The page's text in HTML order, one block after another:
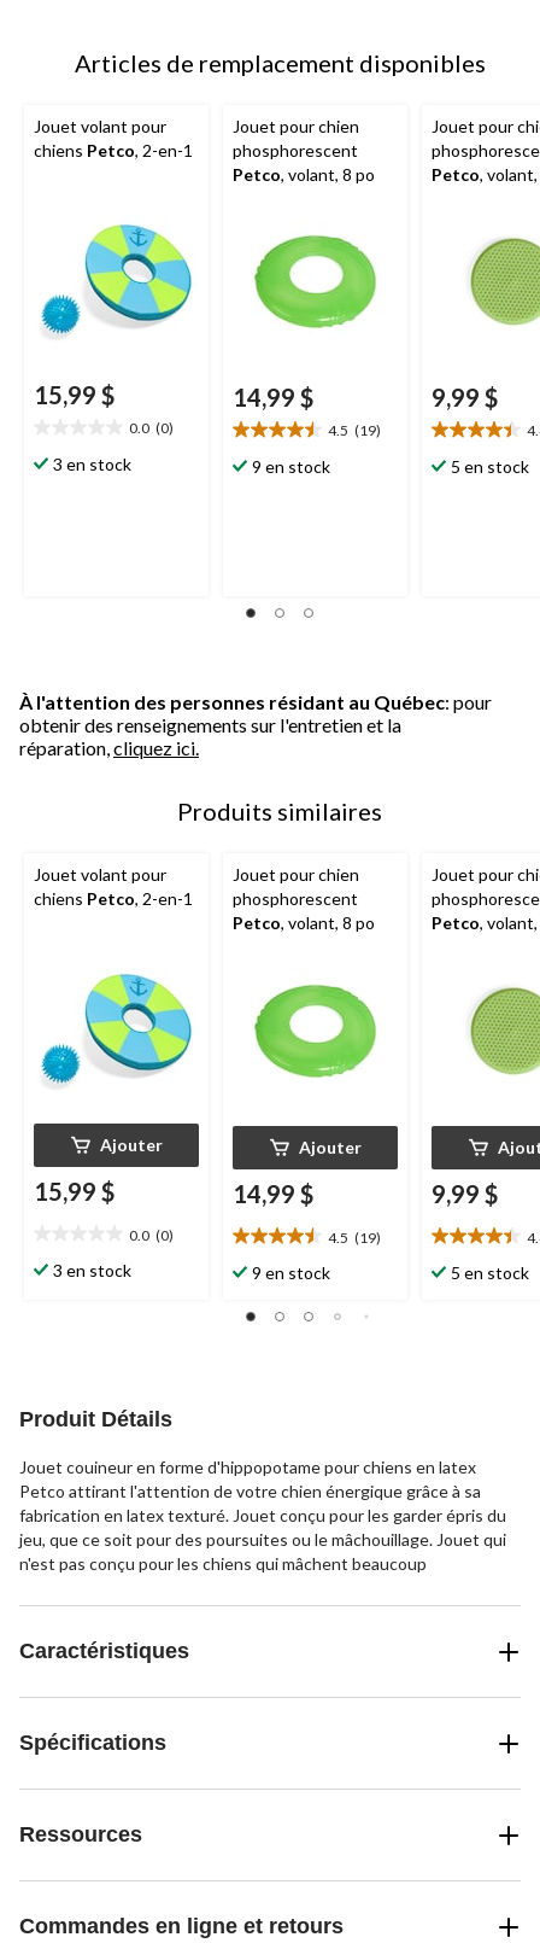
Articles de remplacement disponibles
Jouet volant pour
chiens Petco, 2-en-1
15,99 $
0.0 (0)
étoile(s)
3 en stock
Jouet pour chien
phosphorescent
Petco, volant, 8 po
14,99 $
4.5 (19)
4.5
étoile(s)
9 en stock
Jouet pour
Petco,
9,99 $
4.4
étoile(s)
5 en stock
À l'attention des personnes résidant au Québec: pour
obtenir des renseignements sur l'entretien et la
réparation,cliquez ici.
Produits similaires
Jouet volant pour
chiens Petco, 2-en-1
Ajouter
15,99 $
0.0 (0)
étoile(s)
3 en stock
Jouet pour chien
phosphorescent
Petco, volant, 8 po
Ajouter
14,99 $
4.5 (19)
4.5
étoile(s)
5.
9 en stock
Jouet pour
Petco,
9,99 $
4.4
étoile(s)
5 en stock
Produit Détails
Jouet couineur en forme d'hippopotame pour chiens en latex
Petco attirant l'attention de votre chien énergique grâce à sa
fabrication en latex texturé. Jouet conçu pour les garder épris du
jeu, que ce soit pour des poursuites ou le mâchouillage. Jouet qui
n'est pas conçu pour les chiens qui mâchent beaucoup
Caractéristiques
Spécifications
Ressources
Commandes en ligne et retours